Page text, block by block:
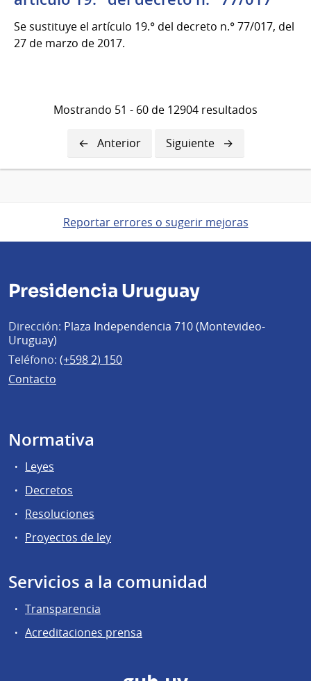
Se sustituye el artículo 19.° del decreto n.° 77/017, del
27 de marzo de 2017.
Mostrando 51 - 60 de 12904 resultados
Página
anterior
Anterior
Siguiente
página
Siguiente
Reportar errores o sugerir mejoras
Presidencia Uruguay
Dirección: Plaza Independencia 710 (Montevideo-
Uruguay)
Teléfono: (+598 2) 150
Contacto
Normativa
Leyes
Decretos
Resoluciones
Proyectos de ley
Servicios a la comunidad
Transparencia
Acreditaciones prensa